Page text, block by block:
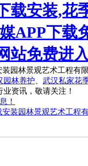
载安装,花
APP下载
站免费进
园林景观艺术工程有
园林养护
武汉私家花
讯，敬请关注！
！